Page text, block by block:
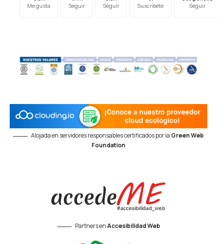
Me gusta Seguir Seguir Suscríbete Seguir
Alojada en servidores responsables certificados por la Green Web
Foundation
Partners enAccesibilidad Web